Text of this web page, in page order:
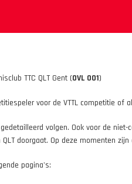
TTC QLT Gent (OVL 001)
voor de VTTL competitie of
volgen. Ook voor de
doorgaat. Op deze momenten
pagina's: